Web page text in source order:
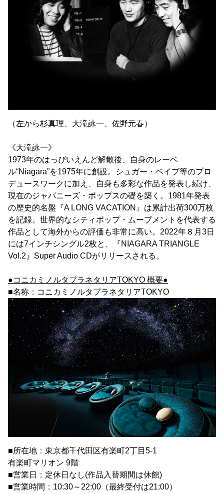
（左から杉真理、大滝詠一、佐野元春）
《大滝詠一》
1973年のはっぴいえんど解散後、自身のレーベ
ル“Niagara”を1975年に創設。シュガー・ベイブ等のプロ
デュースワークに加え、自身も多彩な作品を発表し続け、
現在のジャパニーズ・ポップスの礎を築く。1981年発表
の歴史的名盤『A LONG VACATION』は累計出荷300万枚
を記録。世界的なシティポップ・ムーブメントを代表する
作品として海外からの評価も非常に高い。2022年８月3日
には7インチシングル2枚と、『NIAGARA TRIANGLE
Vol.2』Super Audio CDがリリースされる。
●コニカミノルタプラネタリアTOKYO 概要●
■名称：コニカミノルタプラネタリアTOKYO
■所在地：東京都千代田区有楽町2丁目5-1
有楽町マリオン 9階
■営業日：定休日なし(作品入替期間は休館)
■営業時間：10:30～22:00（最終受付は21:00）